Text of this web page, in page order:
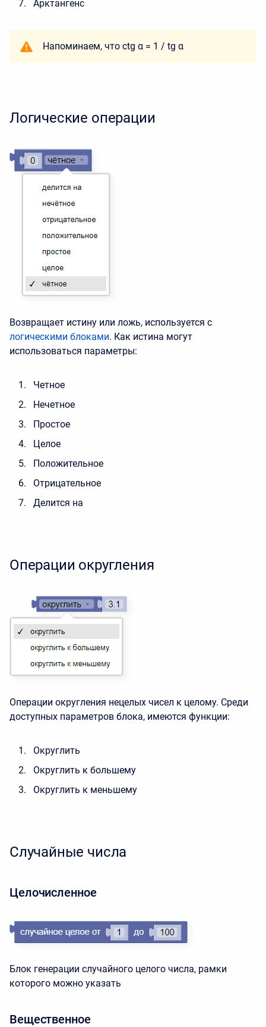
Арктангенс
Напоминаем, что ctg α = 1 / tg α
Логические операции
Возвращает истину или ложь, используется с
логическими блоками. Как истина могут
использоваться параметры:
Четное
Нечетное
Простое
Целое
Положительное
Отрицательное
Делится на
Операции округления
Операции округления нецелых чисел к целому. Среди
доступных параметров блока, имеются функции:
Округлить
Округлить к большему
Округлить к меньшему
Случайные числа
Целочисленное
Блок генерации случайного целого числа, рамки
которого можно указать
Вещественное